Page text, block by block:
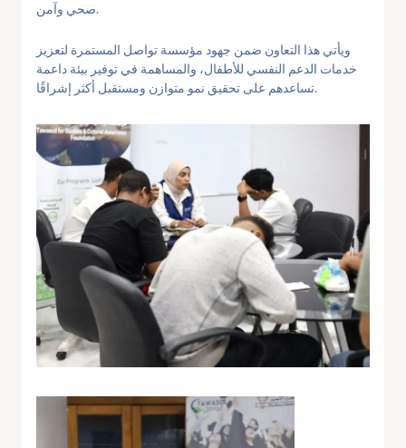
صحي وآمن.
ويأتي هذا التعاون ضمن جهود مؤسسة تواصل المستمرة لتعزيز
خدمات الدعم النفسي للأطفال، والمساهمة في توفير بيئة داعمة
تساعدهم على تحقيق نمو متوازن ومستقبل أكثر إشراقًا.